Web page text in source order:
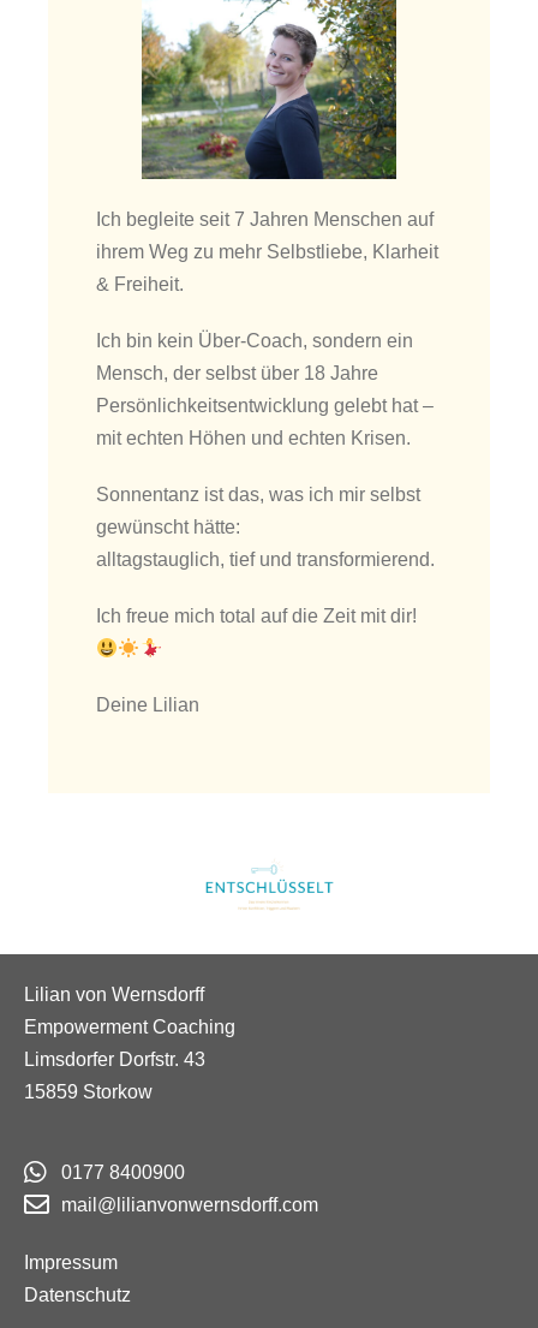
Ich begleite seit 7 Jahren Menschen auf
ihrem Weg zu mehr Selbstliebe, Klarheit
& Freiheit.
Ich bin kein Über-Coach, sondern ein
Mensch, der selbst über 18 Jahre
Persönlichkeitsentwicklung gelebt hat –
mit echten Höhen und echten Krisen.
Sonnentanz ist das, was ich mir selbst
gewünscht hätte:
alltagstauglich, tief und transformierend.
Ich freue mich total auf die Zeit mit dir!
Deine Lilian
Lilian von Wernsdorff
Empowerment Coaching
Limsdorfer Dorfstr. 43
15859 Storkow
0177 8400900
mail@lilianvonwernsdorff.com
Impressum
Datenschutz